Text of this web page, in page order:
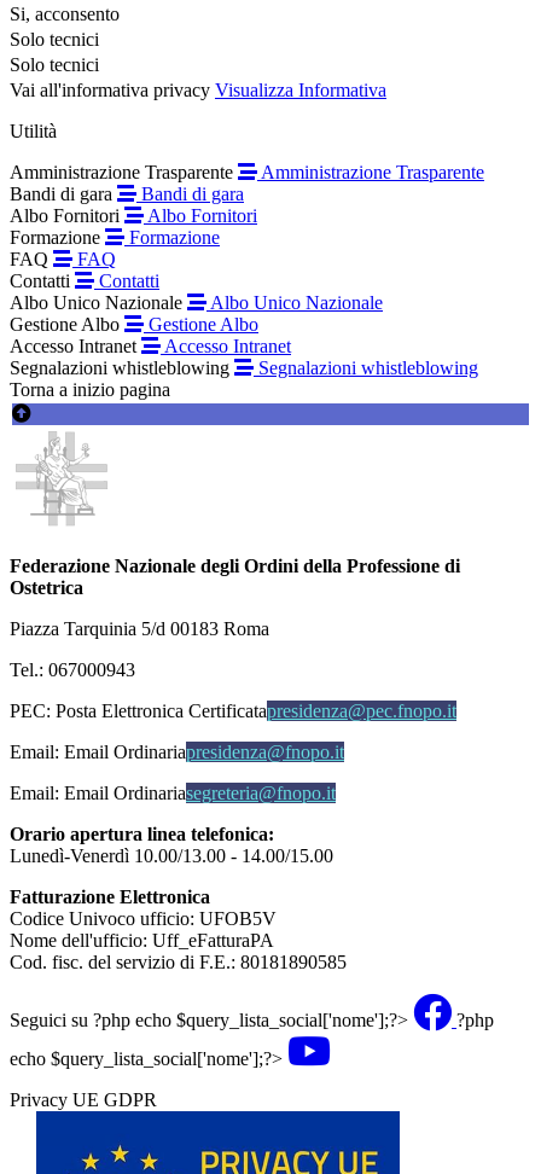
Si, acconsento
Solo tecnici
Solo tecnici
Vai all'informativa privacy Visualizza Informativa
Utilità
Amministrazione Trasparente
Amministrazione Trasparente
Bandi di gara
Bandi di gara
Albo Fornitori
Albo Fornitori
Formazione
Formazione
FAQ
FAQ
Contatti
Contatti
Albo Unico Nazionale
Albo Unico Nazionale
Gestione Albo
Gestione Albo
Accesso Intranet
Accesso Intranet
Segnalazioni whistleblowing
Segnalazioni whistleblowing
Torna a inizio pagina
Federazione Nazionale degli Ordini della Professione di
Ostetrica
Piazza Tarquinia 5/d 00183 Roma
Tel.: 067000943
PEC: Posta Elettronica Certificatapresidenza@pec.fnopo.it
Email: Email Ordinariapresidenza@fnopo.it
Email: Email Ordinariasegreteria@fnopo.it
Orario apertura linea telefonica:
Lunedì-Venerdì 10.00/13.00 - 14.00/15.00
Fatturazione Elettronica
Codice Univoco ufficio: UFOB5V
Nome dell'ufficio: Uff_eFatturaPA
Cod. fisc. del servizio di F.E.: 80181890585
Seguici su ?php echo $query_lista_social['nome'];?>
?php
echo $query_lista_social['nome'];?>
Privacy UE GDPR